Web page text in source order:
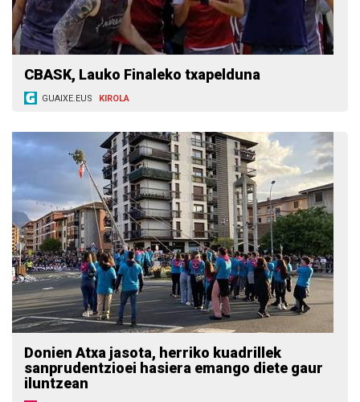
CBASK, Lauko Finaleko txapelduna
GUAIXE.EUS KIROLA
Donien Atxa jasota, herriko kuadrillek
sanprudentzioei hasiera emango diete gaur
iluntzean